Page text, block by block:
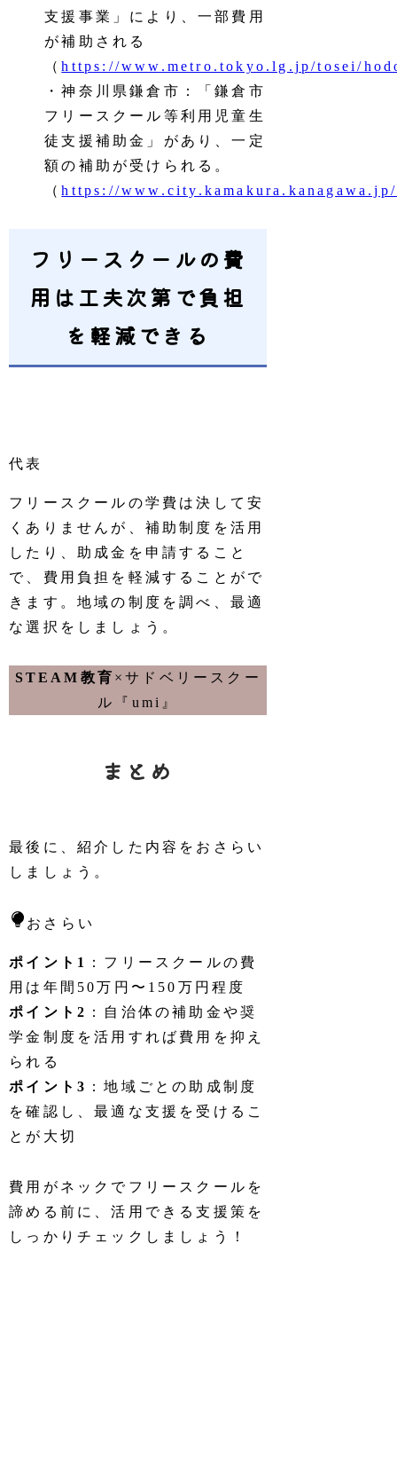
支援事業」により、一部費用
が補助される
（https://www.metro.tokyo.lg.jp/tosei/
・神奈川県鎌倉市：「鎌倉市
フリースクール等利用児童生
徒支援補助金」があり、一定
額の補助が受けられる。
（https://
フリースクールの費
用は工夫次第で負担
を軽減できる
フリースクールの学費は決して安
くありませんが、補助制度を活用
したり、助成金を申請すること
で、費用負担を軽減することがで
きます。地域の制度を調べ、最適
な選択をしましょう。
STEAM教育 ×サドベリースクー
ル『umi』
まとめ
最後に、紹介した内容をおさらい
しましょう。
おさらい
ポイント1
：フリースクールの費
用は年間50万円〜150万円程度
ポイント2 ：自治体の補助金や奨
学金制度を活用すれば費用を抑え
られる
ポイント3 ：地域ごとの助成制度
を確認し、最適な支援を受けるこ
とが大切
費用がネックでフリースクールを
諦める前に、活用できる支援策を
しっかりチェックしましょう！